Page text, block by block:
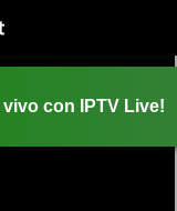
con IPTV Live!